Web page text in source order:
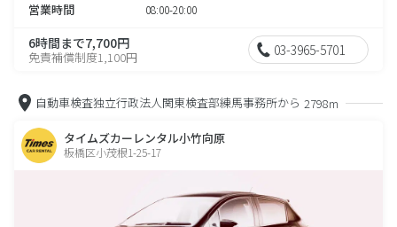
営業時間 08:00-20:00
6時間まで7,700円
免責補償制度1,100円 03-3965-5701
自動車検査独立行政法人関東検査部練馬事務所から 2798m
タイムズカーレンタル小竹向原
板橋区小茂根1-25-17